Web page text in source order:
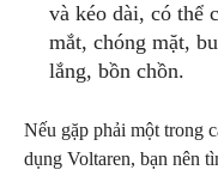
và kéo dài, có thể
mắt, chóng mặt,
lắng, bồn chồn.
Nếu gặp phải một trong
dụng Voltaren, bạn nên